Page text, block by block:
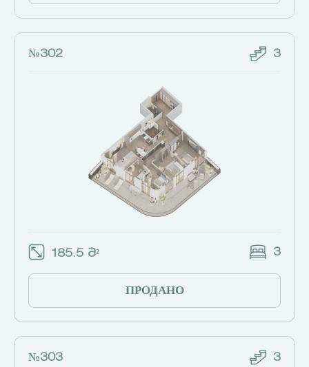
№302 3
185.5 Მ² 3
ПРОДАНО
№303 3